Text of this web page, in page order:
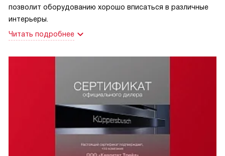
позволит оборудованию хорошо вписаться в различные
интерьеры.
Читать подробнее